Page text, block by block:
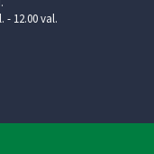
- 12.00 val.